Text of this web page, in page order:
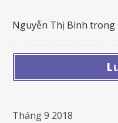
Nguyễn Thị Bình trong
Tháng 9 2018